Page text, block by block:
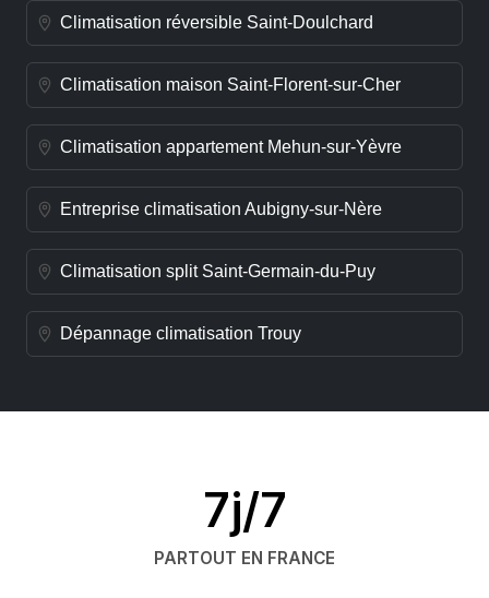
Climatisation réversible Saint-Doulchard
Climatisation maison Saint-Florent-sur-Cher
Climatisation appartement Mehun-sur-Yèvre
Entreprise climatisation Aubigny-sur-Nère
Climatisation split Saint-Germain-du-Puy
Dépannage climatisation Trouy
7j/7
PARTOUT EN FRANCE